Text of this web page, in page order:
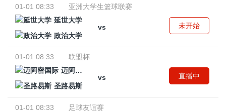
01-01 08:33
亚洲大学生篮球联赛
延世大学
vs
政治大学
未开始
01-01 08:33
联盟杯
迈阿密国际
vs
圣路易斯
直播中
01-01 08:33
足球友谊赛